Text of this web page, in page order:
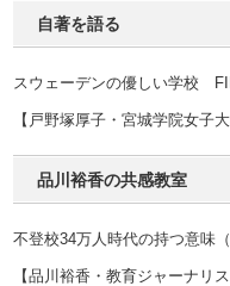
自著を語る
スウェーデンの優しい学校
【戸野塚厚子・宮城学院女子
品川裕香の共感教室
不登校34万人時代の持つ意味（
【品川裕香・教育ジャーナリス